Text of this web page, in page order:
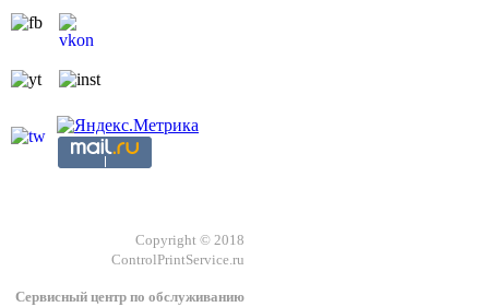
Copyright © 2018
ControlPrintService.ru
Сервисный центр по обслуживанию